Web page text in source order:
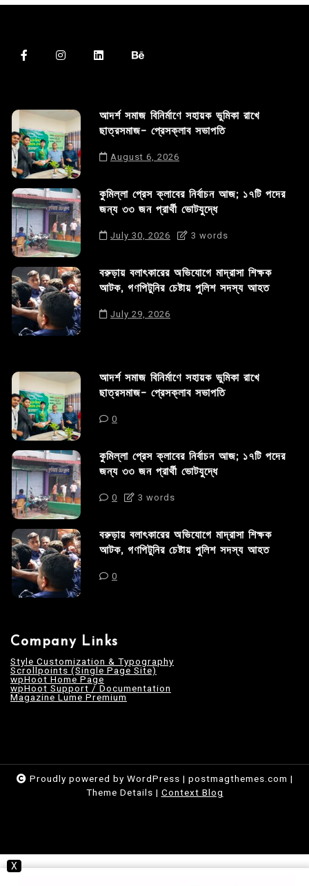
আদর্শ সমাজ বিনির্মাণে সহায়ক ভুমিকা রাখে
ছাত্রসমাজ- প্রেসক্লাব সভাপতি
August 6, 2026
কুমিল্লা প্রেস ক্লাবের নির্বাচন আজ; ১৭টি পদের
জন্য ৩৩ জন প্রার্থী ভোটযুদ্ধে
July 30, 2026 3 words
বরুড়ায় বলাৎকারের অভিযোগে মাদ্রাসা শিক্ষক
আটক, গণপিটুনির চেষ্টায় পুলিশ সদস্য আহত
July 29, 2026
আদর্শ সমাজ বিনির্মাণে সহায়ক ভুমিকা রাখে
ছাত্রসমাজ- প্রেসক্লাব সভাপতি
0
কুমিল্লা প্রেস ক্লাবের নির্বাচন আজ; ১৭টি পদের
জন্য ৩৩ জন প্রার্থী ভোটযুদ্ধে
0 3 words
বরুড়ায় বলাৎকারের অভিযোগে মাদ্রাসা শিক্ষক
আটক, গণপিটুনির চেষ্টায় পুলিশ সদস্য আহত
0
Company Links
Style Customization & Typography
Scrollpoints (Single Page Site)
wpHoot Home Page
wpHoot Support / Documentation
Magazine Lume Premium
Proudly powered by WordPress | postmagthemes.com |
Theme Details | Context Blog
X